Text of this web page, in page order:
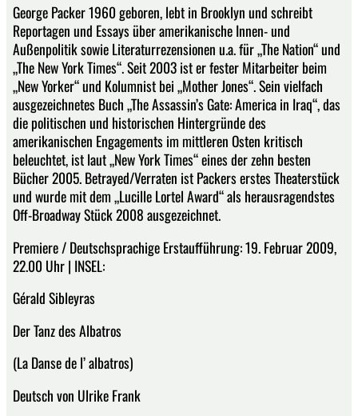
George Packer 1960 geboren, lebt in Brooklyn und schreibt
Reportagen und Essays über amerikanische Innen- und
Außenpolitik sowie Literaturrezensionen u.a. für „The Nation“ und
„The New York Times“. Seit 2003 ist er fester Mitarbeiter beim
„New Yorker“ und Kolumnist bei „Mother Jones“. Sein vielfach
ausgezeichnetes Buch „The Assassin’s Gate: America in Iraq“, das
die politischen und historischen Hintergründe des
amerikanischen Engagements im mittleren Osten kritisch
beleuchtet, ist laut „New York Times“ eines der zehn besten
Bücher 2005. Betrayed/Verraten ist Packers erstes Theaterstück
und wurde mit dem „Lucille Lortel Award“ als herausragendstes
Off-Broadway Stück 2008 ausgezeichnet.
Premiere / Deutschsprachige Erstaufführung: 19. Februar 2009,
22.00 Uhr | INSEL:
Gérald Sibleyras
Der Tanz des Albatros
(La Danse de l’ albatros)
Deutsch von Ulrike Frank